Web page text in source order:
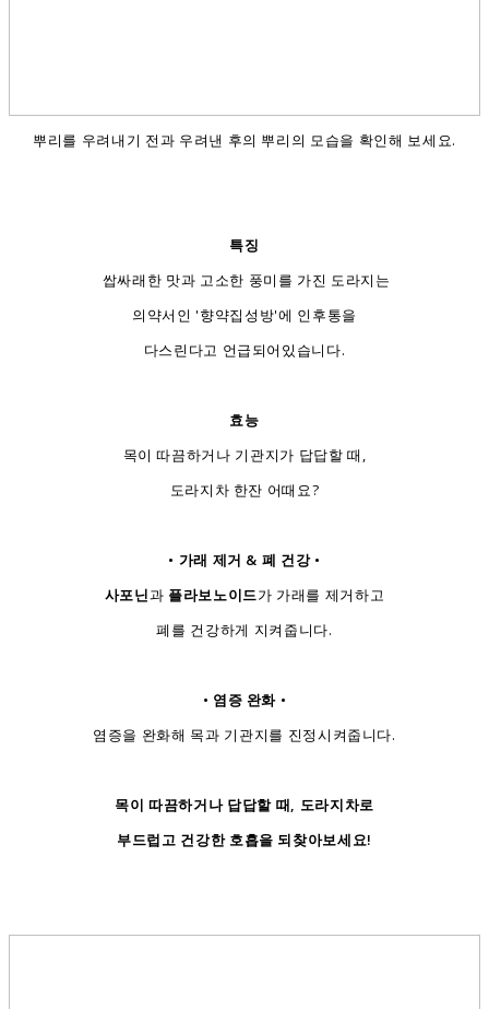
뿌리를 우려내기 전과 우려낸 후의 뿌리의 모습을 확인해 보세요.
특징
쌉싸래한 맛과 고소한 풍미를 가진 도라지는
의약서인 '향약집성방'에 인후통을
다스린다고 언급되어있습니다.
효능
목이 따끔하거나 기관지가 답답할 때,
도라지차 한잔 어때요?
• 가래 제거 & 폐 건강 •
사포닌과 플라보노이드가 가래를 제거하고
폐를 건강하게 지켜줍니다.
• 염증 완화 •
염증을 완화해 목과 기관지를 진정시켜줍니다.
목이 따끔하거나 답답할 때, 도라지차로
부드럽고 건강한 호흡을 되찾아보세요!